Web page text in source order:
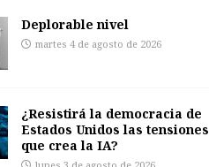
Deplorable nivel
martes 4 de agosto de 2026
¿Resistirá la democracia de
Estados Unidos las tensiones
que crea la IA?